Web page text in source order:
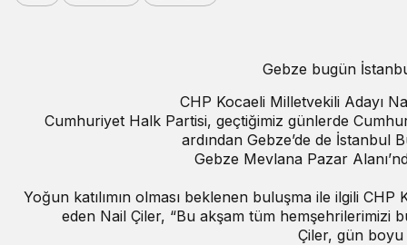
Gebze bugün
CHP Kocaeli Milletvekili Adayı
Cumhuriyet Halk Partisi, geçtiğimiz günlerde
ardından Gebze’de de İstanbul
Gebze Mevlana Pazar
Yoğun katılımın olması beklenen buluşma ile ilgili
eden Nail Çiler, “Bu akşam tüm hemşehrilerimizi
Çiler, gün